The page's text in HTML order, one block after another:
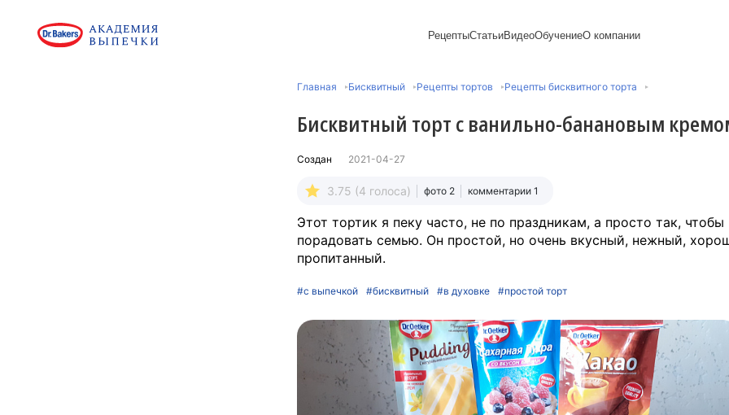
Рецепты
Рецепты блинов
Сезонная выпечка
Пасхальная выпечка
Торты рецепты
Пряники
Запеканки
Статьи
Лайфхаки
Выпечка и тесто
выпечка
закуски
ВидеоОбучениеО компании
Контакты
Карьера
Главная Бисквитный Рецепты тортов Рецепты бисквитного торта
Бисквитный торт с ванильно-банановым
Создан 2021-04-27
3.75 (4 голоса) фото 2 комментарии 1
Этот тортик я пеку часто, не по праздникам, а просто так, чтобы
порадовать семью. Он простой, но очень вкусный, нежный,
пропитанный.
#с выпечкой #бисквитный #в духовке #простой торт